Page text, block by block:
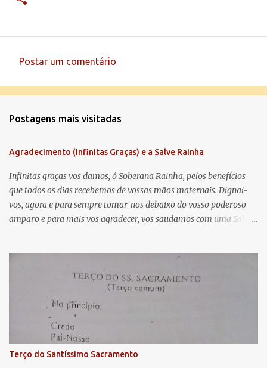
e
t
á
r
i
o
Postar um comentário
Postagens mais visitadas
Agradecimento (Infinitas Graças) e a Salve Rainha
Infinitas graças vos damos, ó Soberana Rainha, pelos benefícios
que todos os dias recebemos de vossas mãos maternais. Dignai-
vos, agora e para sempre tomar-nos debaixo do vosso poderoso
amparo e para mais vos agradecer, vos saudamos com uma Salve
lágrimas. Eia, pois, Advogada nossa, estes vossos olhos
misericordiosos a nós volvei, e depois deste desterro, mostrai-nos
Jesus. Bendito é o fruto do vosso ventre, ó clemente, ó piedosa, ó
doce e sempre Virgem Maria. Rogai por nós Santa Mãe de Deus.
Para que sejamos dignos das promessas de Cristo. Amém.
Terço do Santíssimo Sacramento